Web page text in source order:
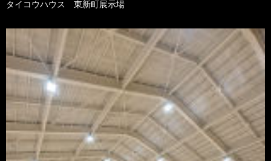
タイコウハウス 東新町展示場